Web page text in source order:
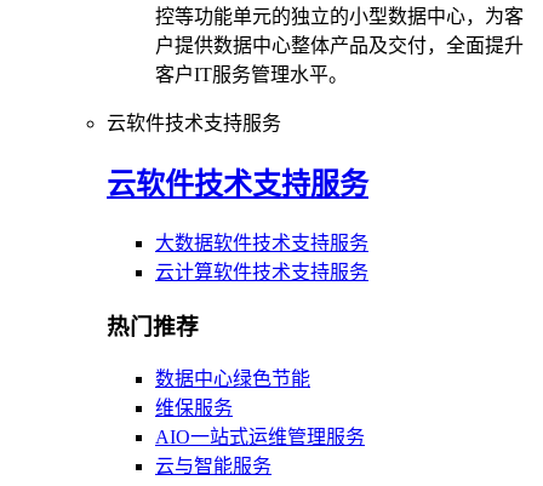
控等功能单元的独立的小型数据中心，为客
户提供数据中心整体产品及交付，全面提升
客户IT服务管理水平。
云软件技术支持服务
云软件技术支持服务
大数据软件技术支持服务
云计算软件技术支持服务
热门推荐
数据中心绿色节能
维保服务
AIO一站式运维管理服务
云与智能服务